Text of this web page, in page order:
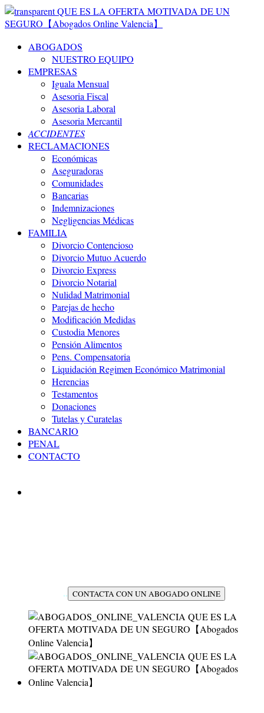
ABOGADOS
NUESTRO EQUIPO
EMPRESAS
Iguala Mensual
Asesoria Fiscal
Asesoria Laboral
Asesoria Mercantil
ACCIDENTES
RECLAMACIONES
Económicas
Aseguradoras
Comunidades
Bancarias
Indemnizaciones
Negligencias Médicas
FAMILIA
Divorcio Contencioso
Divorcio Mutuo Acuerdo
Divorcio Express
Divorcio Notarial
Nulidad Matrimonial
Parejas de hecho
Modificación Medidas
Custodia Menores
Pensión Alimentos
Pens. Compensatoria
Liquidación Regimen Económico Matrimonial
Herencias
Testamentos
Donaciones
Tutelas y Curatelas
BANCARIO
PENAL
CONTACTO
.. CONTACTA CON UN ABOGADO ONLINE